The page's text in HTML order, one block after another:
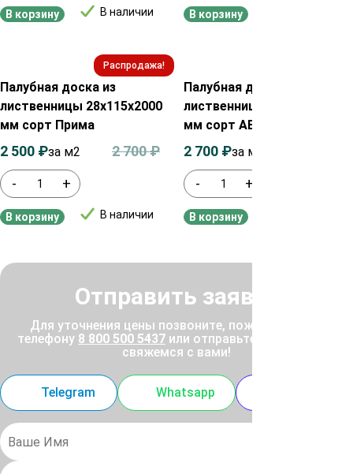
В наличии
В корзину В корзину
Распродажа!
Палубная доска из
лиственницы 28х115х2000
мм сорт Прима
- +
В наличии
2 700₽
2 500 ₽за м2
В корзину
Палубная доска из
лиственницы 35х90х2000
мм сорт АВ
- +
2 700 ₽за м²
В корзину
Отправить заявку
Для уточнения цены позвоните, пожалуйста, по
телефону 8 800 500 5437 или отправьте заявку, и мы
свяжемся с вами!
Telegram Whatsapp